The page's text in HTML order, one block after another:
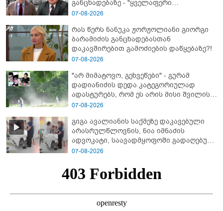
განცხადებაზე - "ყველაფერი
დეტალურად ვიცი... კამანში მოკლული
ბარამიძე კი ტყუის"
07-08-2026
რას წერს ნანუკა ჟორჟოლიანი გიორგი
ბარამიძის განცხადებასთან
დაკავშირებით გამოძიების დაწყებაზე?!
07-08-2026
"არ მიმატოვო, გეხვეწები" - გუ­რა­მ
დადიანიძის დედა კა­ტე­გო­რი­უ­ლად
ადას­ტუ­რებს, რომ ეს არის მისი შვი­ლის
ხმა
07-08-2026
გიგა ავალიანის საქმეზე დაკავებული
არასრულწლოვნის, ნია იმნაძის
ადვოკატი, საავადმყოფოში გადაღებულ
კადრებს ავრცელებს
07-08-2026